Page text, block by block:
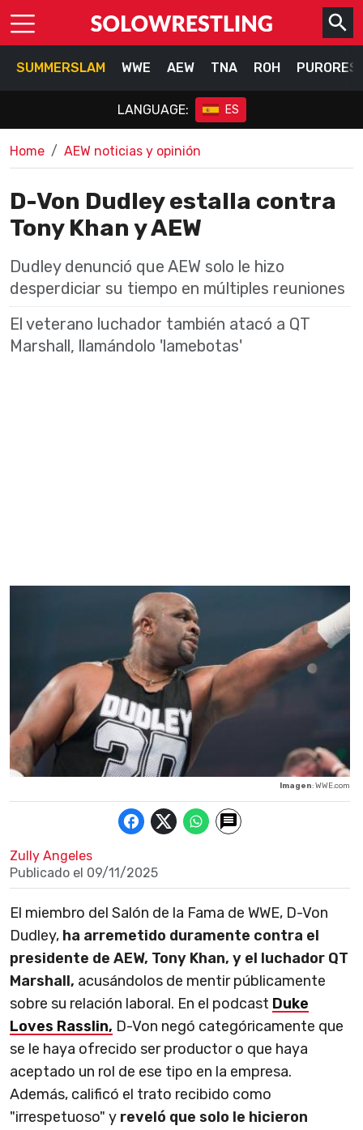
SUMMERSLAM WWE AEW TNA ROH
LANGUAGE: ES
Home AEW noticias y opinión
D-Von Dudley estalla contra
Tony Khan y AEW
Dudley denunció que AEW solo le hizo
desperdiciar su tiempo en múltiples reuniones
El veterano luchador también atacó a QT
Marshall, llamándolo 'lamebotas'
Imagen: WWE.com
Zully Angeles
Publicado el 09/11/2025
El miembro del Salón de la Fama de WWE, D-Von
Dudley, ha arremetido duramente contra el
presidente de AEW, Tony Khan, y el luchador QT
Marshall, acusándolos de mentir públicamente
sobre su relación laboral. En el podcast Duke
Loves Rasslin, D-Von negó categóricamente que
se le haya ofrecido ser productor o que haya
aceptado un rol de ese tipo en la empresa.
Además, calificó el trato recibido como
"irrespetuoso" y reveló que solo le hicieron